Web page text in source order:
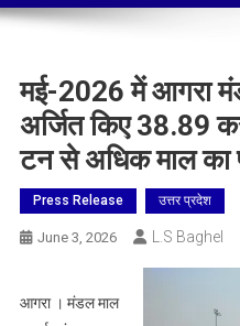
मई-2026 में आगरा
अर्जित किए 38.89
टन से अधिक माल का
Press Release उत्तर प्रदेश
June 3, 2026 L.S Baghel
आगरा । मंडल माल